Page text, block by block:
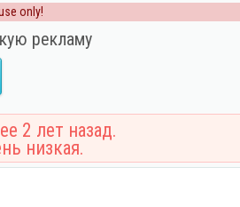
only!
рекламу
2 лет назад.
низкая.